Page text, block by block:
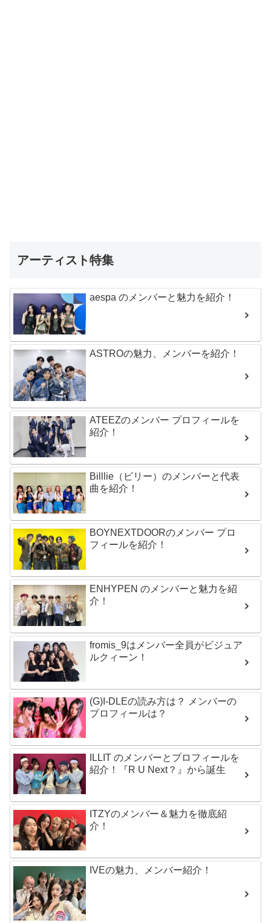
アーティスト特集
aespa のメンバーと魅力を紹介！
ASTROの魅力、メンバーを紹介！
ATEEZのメンバー プロフィールを
紹介！
Billlie（ビリー）のメンバーと代表
曲を紹介！
BOYNEXTDOORのメンバー プロ
フィールを紹介！
ENHYPEN のメンバーと魅力を紹
介！
fromis_9はメンバー全員がビジュア
ルクィーン！
(G)I-DLEの読み方は？ メンバーの
プロフィールは？
ILLIT のメンバーとプロフィールを
紹介！『R U Next？』から誕生
ITZYのメンバー＆魅力を徹底紹
介！
IVEの魅力、メンバー紹介！